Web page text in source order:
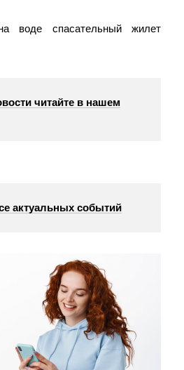
воде спасательный жилет
читайте в нашем
актуальных событий